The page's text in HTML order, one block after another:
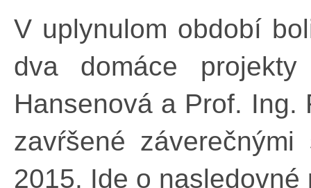
V uplynulom období
dva domáce
Hansenová a Prof.
zavŕšené
2015. Ide o nasledovné